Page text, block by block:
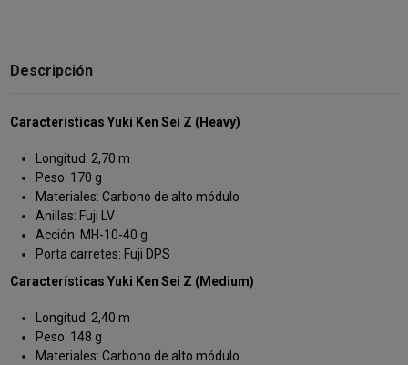
Descripción
Características Yuki Ken Sei Z (Heavy)
Longitud: 2,70 m
Peso: 170 g
Materiales: Carbono de alto módulo
Anillas: Fuji LV
Acción: MH-10-40 g
Porta carretes: Fuji DPS
Características Yuki Ken Sei Z (Medium)
Longitud: 2,40 m
Peso: 148 g
Materiales: Carbono de alto módulo